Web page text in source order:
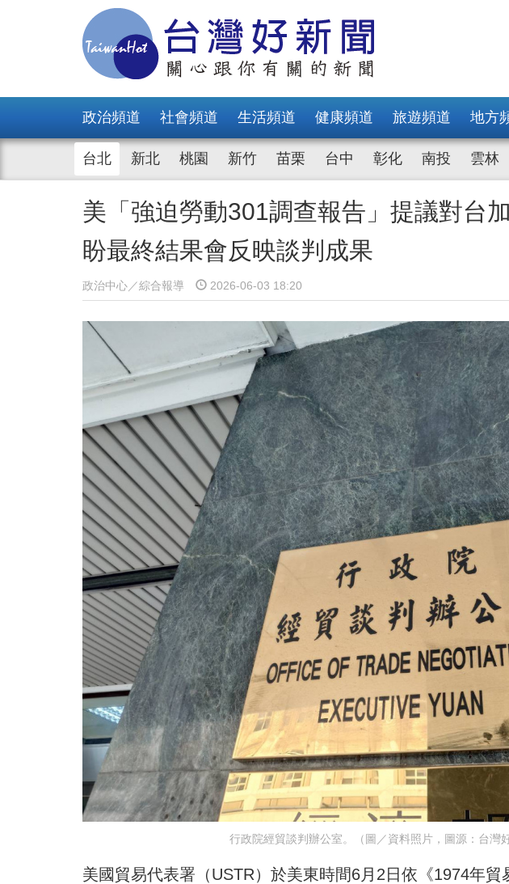
政治頻道 社會頻道 生活頻道 健康頻道 旅遊頻道 地方
台北 新北 桃園 新竹 苗栗 台中 彰化 南投 雲林
美「強迫勞動301調查報告」提議對台
盼最終結果會反映談判成果
政治中心／綜合報導 2026-06-03 18:20
行政院經貿談判辦公室。（圖／資料照片，圖源：台灣
美國貿易代表署（USTR）於美東時間6月2日依《1974年